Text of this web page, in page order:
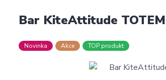
Bar KiteAttitude
Novinka Akce TOP produkt